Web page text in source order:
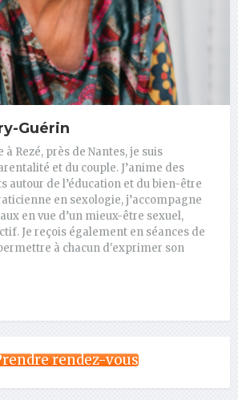
Guérin
à Rezé, près de Nantes, je suis
et du couple. J’anime des
autour de l’éducation et du bien-être
en sexologie, j’accompagne
en vue d’un mieux-être sexuel,
Je reçois également en séances de
à chacun d'exprimer son
rendez-vous